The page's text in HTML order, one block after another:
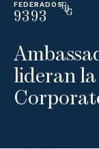
FEDERADOS
9393
ESP
N
D
I
C
A
P
lideran